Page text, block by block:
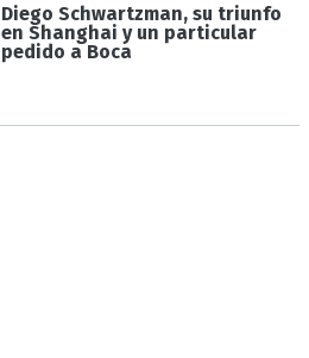
Diego Schwartzman, su triunfo
en Shanghai y un particular
pedido a Boca